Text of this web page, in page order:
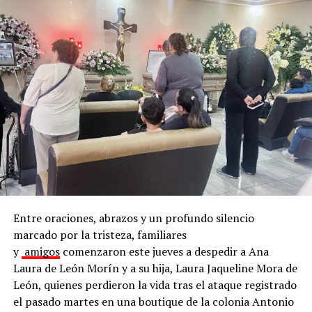
En este objetivo, trabajan en conjunto el Instituto
Municipal de Planeación (IMPLAN), la dirección de
Medio Ambiente y Desarrollo Sustentable, de
Infraestructura y Obra Pública, así como de Servicios
Públicos.
cuenta con una plataforma digital de uso interno que
permite planear, dar seguimiento y documentar las
intervenciones realizadas en los espacios públicos del
municipio.
El director de Medio Ambiente y Desarrollo Sustentable,
Entre oraciones, abrazos y un profundo silencio
marcado por la tristeza, familiares
y amigoscomenzaron este jueves a despedir a Ana
Laura de León Morín y a su hija, Laura Jaqueline Mora de
León, quienes perdieron la vida tras el ataque registrado
el pasado martes en una boutique de la colonia Antonio